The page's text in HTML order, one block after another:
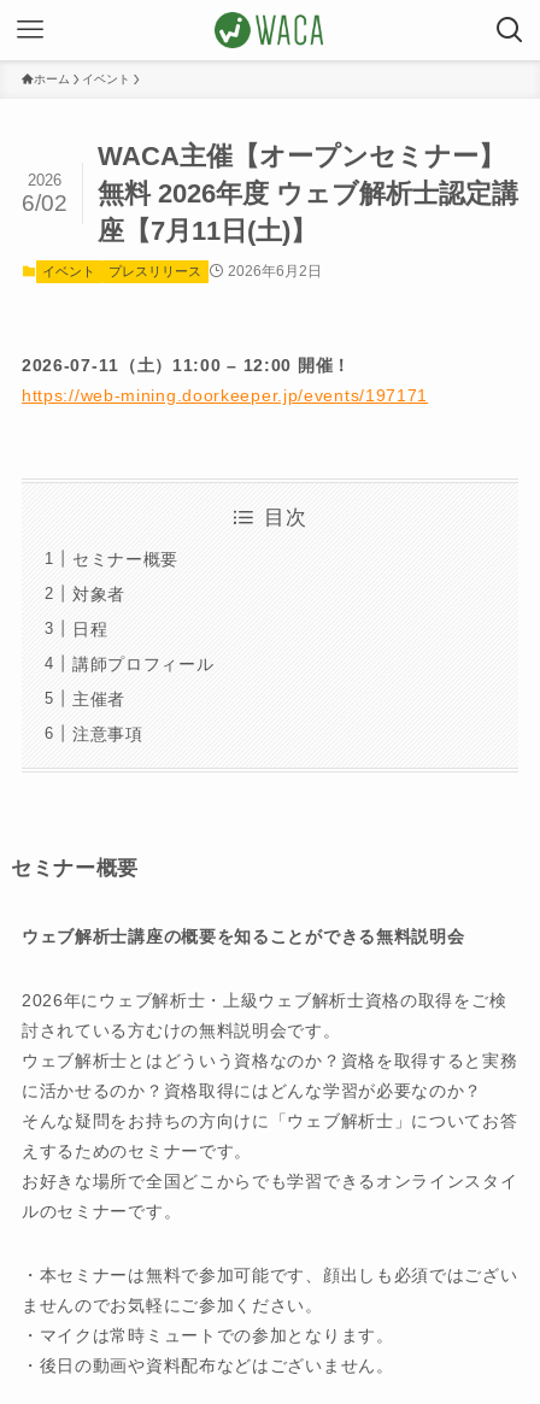
ホーム イベント
WACA主催【オープンセミナー】
無料 2026年度 ウェブ解析士認定講
座【7月11日(土)】
2026
6/02
イベント プレスリリース 2026年6月2日
2026-07-11（土）11:00 – 12:00 開催！
https://web-mining.doorkeeper.jp/events/197171
目次
セミナー概要
対象者
日程
講師プロフィール
主催者
注意事項
セミナー概要
ウェブ解析士講座の概要を知ることができる無料説明会
2026年にウェブ解析士・上級ウェブ解析士資格の取得をご検
討されている方むけの無料説明会です。
ウェブ解析士とはどういう資格なのか？資格を取得すると実務
に活かせるのか？資格取得にはどんな学習が必要なのか？
そんな疑問をお持ちの方向けに「ウェブ解析士」についてお答
えするためのセミナーです。
お好きな場所で全国どこからでも学習できるオンラインスタイ
ルのセミナーです。
・本セミナーは無料で参加可能です、顔出しも必須ではござい
ませんのでお気軽にご参加ください。
・マイクは常時ミュートでの参加となります。
・後日の動画や資料配布などはございません。